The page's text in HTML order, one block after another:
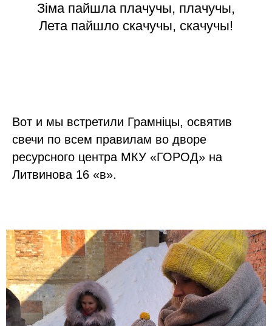
Зіма пайшла плачучы, плачучы,
Лета пайшло скачучы, скачучы!
Вот и мы встретили Грамніцы, освятив
свечи по всем правилам во дворе
ресурсного центра МКУ «ГОРОД» на
Литвинова 16 «в».